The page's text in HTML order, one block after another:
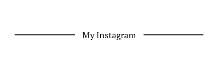
My Instagram